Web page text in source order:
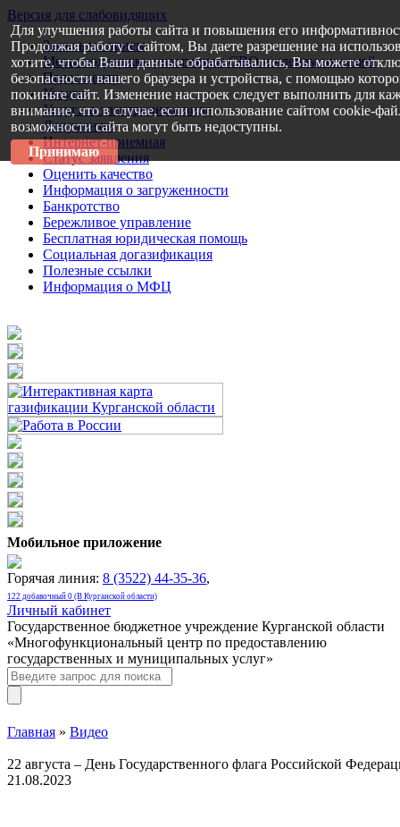
Версия для слабовидящих
Запись на прием
Меры поддержки участникам СВО и членам их семей
Пресс-центр
Услуги
Услуги в электронном виде
Документы
Интернет-приемная
Статус заявления
Оценить качество
Информация о загруженности
Банкротство
Бережливое управление
Бесплатная юридическая помощь
Социальная догазификация
Полезные ссылки
Информация о МФЦ
Мобильное приложение
Горячая линия: 8 (3522) 44-35-36,
122 добавочный 0 (В Курганской области)
Личный кабинет
Государственное бюджетное учреждение Курганской области
«Многофункциональный центр по предоставлению
государственных и муниципальных услуг»
Главная » Видео
22 августа – День Государственного флага Российской
21.08.2023
Для улучшения работы сайта и повышения его
Продолжая работу с сайтом, Вы даете разрешение на
хотите, чтобы Ваши данные обрабатывались, Вы можете
безопасности вашего браузера и устройства, с помощью
покиньте сайт. Изменение настроек следует выполнить для
внимание, что в случае, если использование сайтом cookie-
возможности сайта могут быть недоступны.
Принимаю